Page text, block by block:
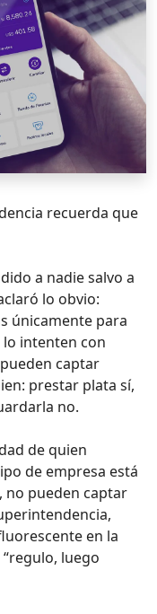
recuerda que
a nadie salvo a
lo obvio:
únicamente para
intenten con
captar
prestar plata sí,
no.
de quien
de empresa está
pueden captar
en la
luego